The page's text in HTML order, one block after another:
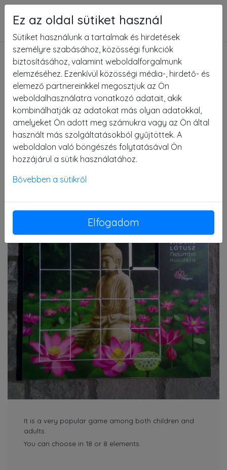
GIOCHI ALL'APERTO
PUZZLE
GIOCHI A MEMORIA
ALTRI GIOCHI
Sliding square puzzle - Gioco del
quindici
It is a very popular game among both children and
adults.
You can choose in 18 or 8 elements.
Ez az oldal sütiket használ
Sütiket használunk a tartalmak és hirdetések
személyre szabásához, közösségi funkciók
biztosításához, valamint weboldalforgalmunk
elemzéséhez. Ezenkívül közösségi média-, hirdető- és
elemező partnereinkkel megosztjuk az Ön
weboldalhasználatra vonatkozó adatait, akik
kombinálhatják az adatokat más olyan adatokkal,
amelyeket Ön adott meg számukra vagy az Ön által
használt más szolgáltatásokból gyűjtöttek. A
weboldalon való böngészés folytatásával Ön
hozzájárul a sütik használatához.
Bővebben a sütikről
Elfogadom